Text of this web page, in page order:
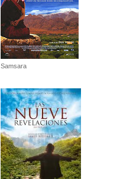
Samsara